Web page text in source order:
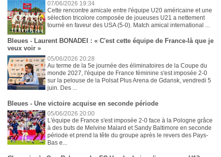
07/06/2026 19:34
Cette rencontre amicale entre l'équipe U20 américaine et une
sélection tricolore composée de joueuses U21 a nettement
tourné en faveur des USA (5-0). Match amical international ...
Bleues - Laurent BONADEI : « C'est cette équipe de France-là que je
veux voir »
05/06/2026 20:28
Au terme de la 5e journée des éliminatoires de la Coupe du
monde 2027, l'équipe de France féminine s'est imposée 2-0
sur la pelouse de la Polsat Plus Arena de Gdansk, vendredi 5
juin. Des ...
Bleues - Une victoire acquise en seconde période
05/06/2026 20:00
L'équipe de France s'est imposée 2-0 face à la Pologne grâce
à des buts de Melvine Malard et Sandy Baltimore en seconde
période et prend la tête du groupe après le revers des Pays-
Bas e...